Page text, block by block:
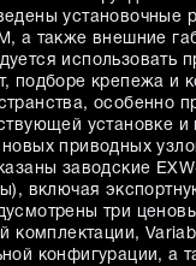
установочные
а также внешние
использовать
подборе крепежа и
особенно
установке и
приводных
заводские
включая
три
комплектации,
конфигурации, а